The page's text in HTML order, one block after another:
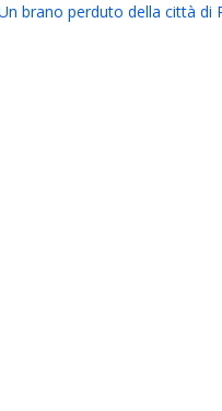
brano perduto della città di